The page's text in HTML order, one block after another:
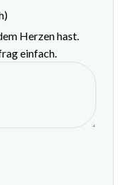
Herzen hast.
einfach.